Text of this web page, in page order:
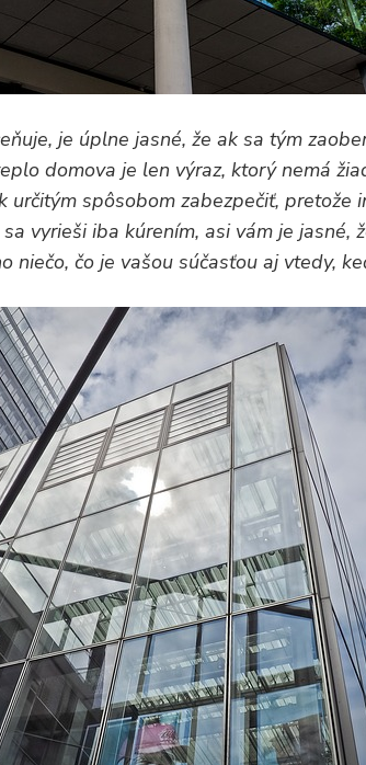
je úplne jasné, že ak sa tým
domova je len výraz, ktorý nemá
určitým spôsobom zabezpečiť, pretože
vyrieši iba kúrením, asi vám je jasné,
niečo, čo je vašou súčasťou aj vtedy,